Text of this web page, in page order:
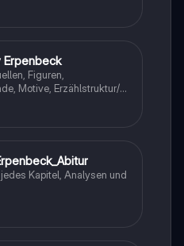
Figuren,
Motive, Erzählstruktur/-
Kapitel, Analysen und